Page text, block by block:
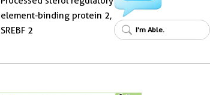
element-binding protein 2,
SREBF 2
I'm Able.